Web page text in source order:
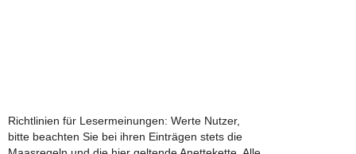
Richtlinien für Lesermeinungen: Werte Nutzer,
bitte beachten Sie bei ihren Einträgen stets die